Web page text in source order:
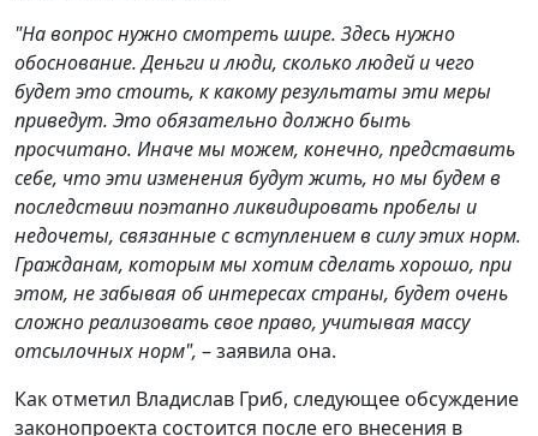
"На вопрос нужно смотреть шире. Здесь нужно
обоснование. Деньги и люди, сколько людей и чего
будет это стоить, к какому результаты эти меры
приведут. Это обязательно должно быть
просчитано. Иначе мы можем, конечно, представить
себе, что эти изменения будут жить, но мы будем в
последствии поэтапно ликвидировать пробелы и
недочеты, связанные с вступлением в силу этих норм.
Гражданам, которым мы хотим сделать хорошо, при
этом, не забывая об интересах страны, будет очень
сложно реализовать свое право, учитывая массу
отсылочных норм", – заявила она.
Как отметил Владислав Гриб, следующее обсуждение
законопроекта состоится после его внесения в